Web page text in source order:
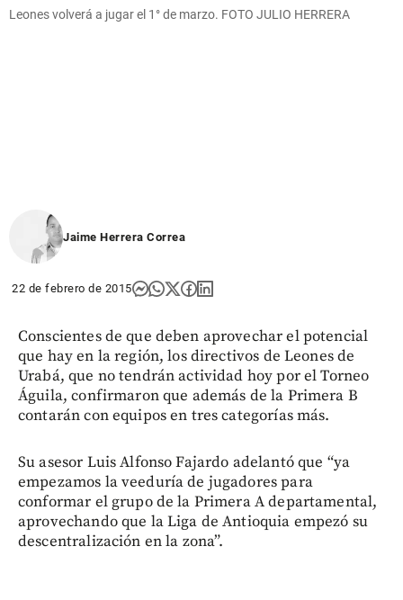
Leones volverá a jugar el 1° de marzo. FOTO JULIO HERRERA
Jaime Herrera Correa
22 de febrero de 2015
Conscientes de que deben aprovechar el potencial
que hay en la región, los directivos de Leones de
Urabá, que no tendrán actividad hoy por el Torneo
Águila, confirmaron que además de la Primera B
contarán con equipos en tres categorías más.
Su asesor Luis Alfonso Fajardo adelantó que “ya
empezamos la veeduría de jugadores para
conformar el grupo de la Primera A departamental,
aprovechando que la Liga de Antioquia empezó su
descentralización en la zona”.